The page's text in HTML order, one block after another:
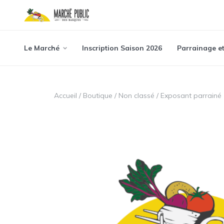
Le Marché Inscription Saison 2026 Parrainage
Accueil / Boutique / Non classé / Exposant parrainé